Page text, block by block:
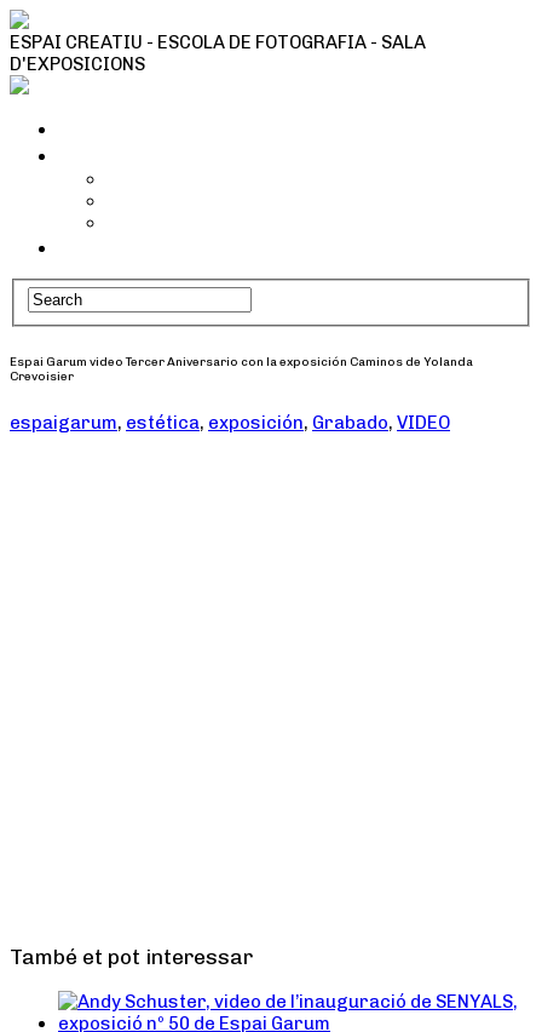
ESPAI CREATIU - ESCOLA DE FOTOGRAFIA - SALA
D'EXPOSICIONS
Espai Garum video Tercer Aniversario con la exposición Caminos de Yolanda
Crevoisier
espaigarum, estética, exposición, Grabado, VIDEO
També et pot interessar